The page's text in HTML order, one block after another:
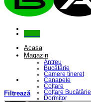
Acasa
Magazin
Antreu
Bucătărie
Camere tineret
Canapele
Colțare
Colțare Bucătărie
Dormitor
Filtrează